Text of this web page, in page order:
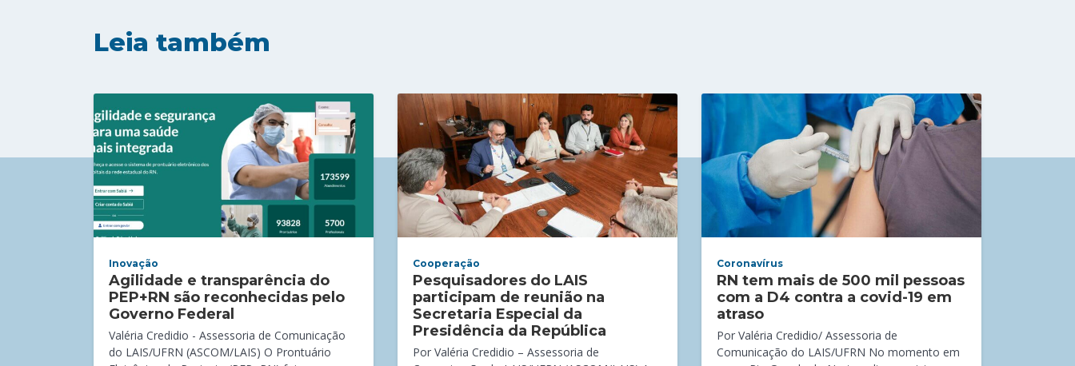
Leia também
Inovação
Agilidade e transparência do
PEP+RN são reconhecidas pelo
Governo Federal
Valéria Credidio - Assessoria de Comunicação
do LAIS/UFRN (ASCOM/LAIS) O Prontuário
Cooperação
Pesquisadores do LAIS
participam de reunião na
Secretaria Especial da
Presidência da República
Por Valéria Credidio – Assessoria de
Coronavírus
RN tem mais de 500 mil pessoas
com a D4 contra a covid-19 em
atraso
Por Valéria Credidio/ Assessoria de
Comunicação do LAIS/UFRN No momento em